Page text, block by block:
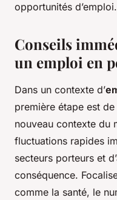
opportunités d’emploi.
Conseils
un emploi en
Dans un contexte d’
première étape est
nouveau contexte du
fluctuations rapides
secteurs porteurs et
conséquence.
comme la santé, le